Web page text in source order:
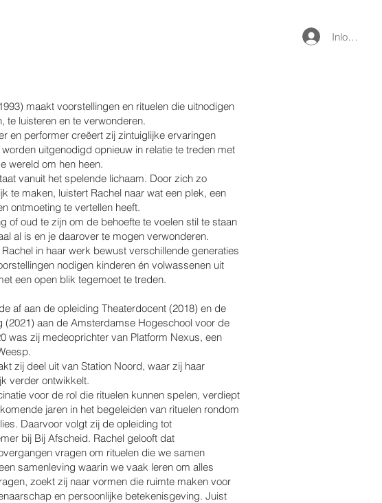
Inloggen
maakt voorstellingen en rituelen die uitnodigen
te luisteren en te verwonderen.
en performer creëert zij zintuiglijke ervaringen
uitgenodigd opnieuw in relatie te treden met
wereld om hen heen.
vanuit het spelende lichaam. Door zich zo
te maken, luistert Rachel naar wat een plek, een
ontmoeting te vertellen heeft.
of oud te zijn om de behoefte te voelen stil te staan
al is en je daarover te mogen verwonderen.
in haar werk bewust verschillende generaties
nodigen kinderen én volwassenen uit
een open blik tegemoet te treden.
af aan de opleiding Theaterdocent (2018) en de
(2021) aan de Amsterdamse Hogeschool voor de
was zij medeoprichter van Platform Nexus, een
zij deel uit van Station Noord, waar zij haar
verder ontwikkelt.
voor de rol die rituelen kunnen spelen, verdiept
jaren in het begeleiden van rituelen rondom
Daarvoor volgt zij de opleiding tot
bij Bij Afscheid. Rachel gelooft dat
vragen om rituelen die we samen
samenleving waarin we vaak leren om alles
zoekt zij naar vormen die ruimte maken voor
en persoonlijke betekenisgeving. Juist